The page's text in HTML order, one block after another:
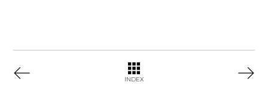
INDEX